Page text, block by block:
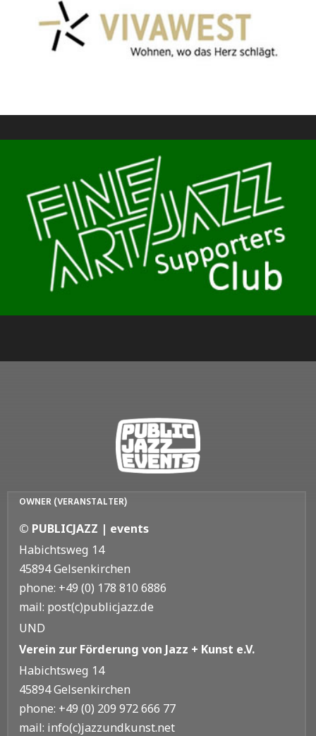
OWNER (VERANSTALTER)
© PUBLICJAZZ | events
Habichtsweg 14
45894 Gelsenkirchen
phone: +49 (0) 178 810 6886
mail: post(c)publicjazz.de
UND
Verein zur Förderung von Jazz + Kunst e.V.
Habichtsweg 14
45894 Gelsenkirchen
phone: +49 (0) 209 972 666 77
mail: info(c)jazzundkunst.net